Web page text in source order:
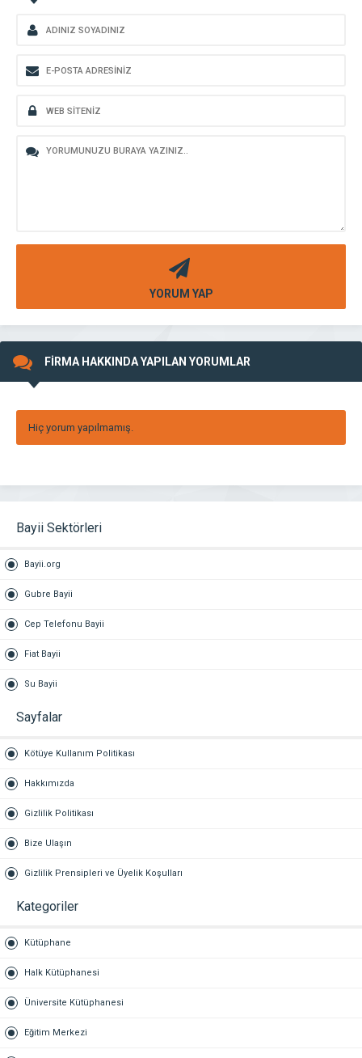
YORUM YAP
FİRMA HAKKINDA YAPILAN YORUMLAR
Hiç yorum yapılmamış.
Bayii Sektörleri
Bayii.org
Gubre Bayii
Cep Telefonu Bayii
Fiat Bayii
Su Bayii
Sayfalar
Kötüye Kullanım Politikası
Hakkımızda
Gizlilik Politikası
Bize Ulaşın
Gizlilik Prensipleri ve Üyelik Koşulları
Kategoriler
Kütüphane
Halk Kütüphanesi
Üniversite Kütüphanesi
Eğitim Merkezi